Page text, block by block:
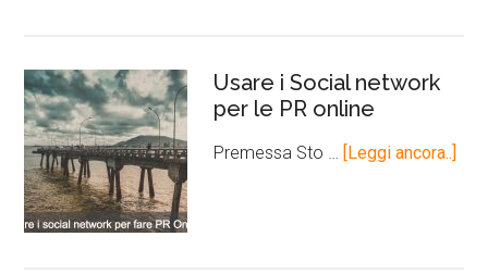
Usare i Social network
per le PR online
Premessa Sto … [Leggi ancora..]